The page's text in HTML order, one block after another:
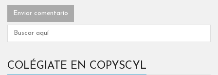
COLÉGIATE EN COPYSCYL